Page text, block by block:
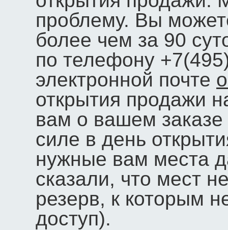
проблему. Вы
более чем за 90
по телефону
электронной почте
открытия продажи
вам о вашем заказе
силе в день
нужные вам места
сказали, что мест
резерв, к которым
доступ).